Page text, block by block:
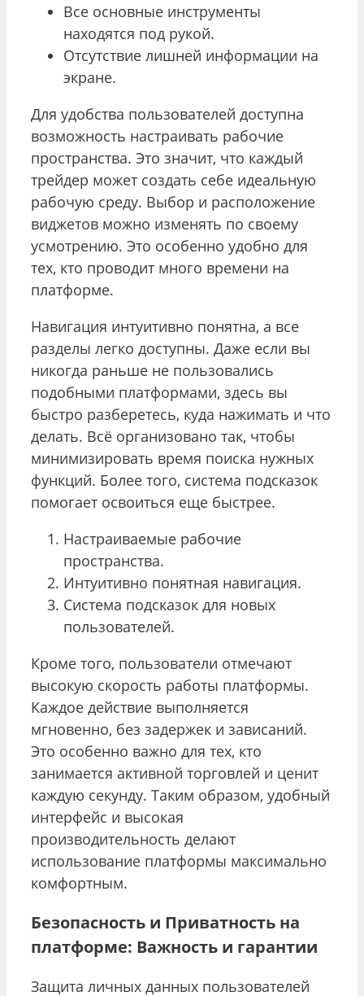
Все основные инструменты
находятся под рукой.
Отсутствие лишней информации на
экране.
Для удобства пользователей доступна
возможность настраивать рабочие
пространства. Это значит, что каждый
трейдер может создать себе идеальную
рабочую среду. Выбор и расположение
виджетов можно изменять по своему
усмотрению. Это особенно удобно для
тех, кто проводит много времени на
платформе.
Навигация интуитивно понятна, а все
разделы легко доступны. Даже если вы
никогда раньше не пользовались
подобными платформами, здесь вы
быстро разберетесь, куда нажимать и что
делать. Всё организовано так, чтобы
минимизировать время поиска нужных
функций. Более того, система подсказок
помогает освоиться еще быстрее.
Настраиваемые рабочие
пространства.
Интуитивно понятная навигация.
Система подсказок для новых
пользователей.
Кроме того, пользователи отмечают
высокую скорость работы платформы.
Каждое действие выполняется
мгновенно, без задержек и зависаний.
Это особенно важно для тех, кто
занимается активной торговлей и ценит
каждую секунду. Таким образом, удобный
интерфейс и высокая
производительность делают
использование платформы максимально
комфортным.
Безопасность и Приватность на
платформе: Важность и гарантии
Защита личных данных пользователей